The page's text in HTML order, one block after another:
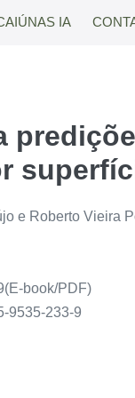
IA
e Roberto Vieira
book/PDF)
9535-233-9